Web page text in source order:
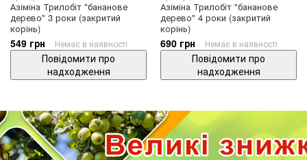
Азіміна Трилобіт "бананове
дерево" 3 роки (закритий
корінь)
549 грн Немає в наявності
Повідомити про
надходження
Азіміна Трилобіт "бананове
дерево" 4 роки (закритий
корінь)
690 грн Немає в наявності
Повідомити про
надходження